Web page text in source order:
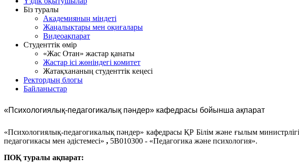
Біз туралы
Академияның міндеті
Жаңалықтары мен оқиғалары
Видеоақпарат
Студенттік өмір
«Жас Отан» жастар қанаты
Жастар ісі жөніндегі комитет
Жатақхананың студенттік кеңесі
Ректордың блогы
Байланыстар
«Психологиялық-педагогикалық пәндер» кафедрасы бойынша ақпарат
«Психологиялық-педагогикалық пәндер» кафедрасы ҚР Білім және ғылым
педагогикасы мен әдістемесі» , 5В010300 - «Педагогика және психология».
ПОҚ туралы ақпарат: